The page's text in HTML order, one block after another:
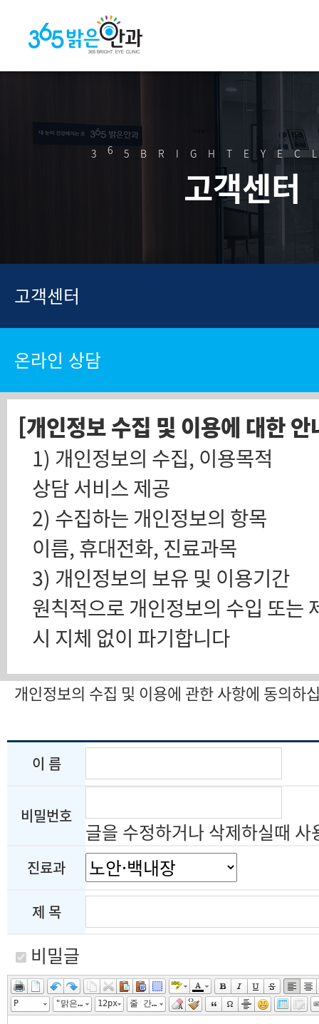
3 6
고객센터
고객센터
온라인 상담
[개인정보 수집 및 이용에 대한
1) 개인정보의 수집, 이용목적
상담 서비스 제공
2) 수집하는 개인정보의 항목
이름, 휴대전화, 진료과목
3) 개인정보의 보유 및 이용기간
시 지체 없이 파기합니다
개인정보의 수집 및 이용에 관한 사항에 동의하
이 름
비밀번호
글을 수정하거나 삭제하실때 사
진료과
제 목
비밀글
P "맑은 고딕", "Malgun Gothic", gulim
12px 줄 간격